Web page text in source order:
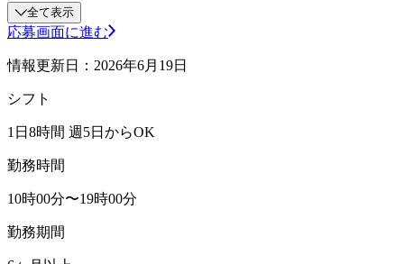
全て表示
応募画面に進む
情報更新日：2026年6月19日
シフト
1日8時間 週5日からOK
勤務時間
10時00分〜19時00分
勤務期間